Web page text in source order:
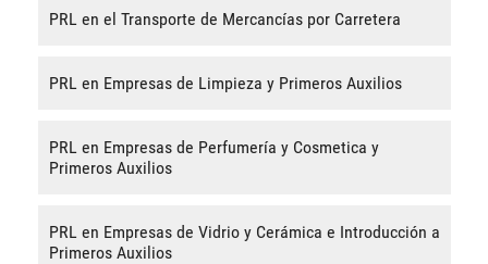
PRL en el Transporte de Mercancías por Carretera
PRL en Empresas de Limpieza y Primeros Auxilios
PRL en Empresas de Perfumería y Cosmetica y
Primeros Auxilios
PRL en Empresas de Vidrio y Cerámica e Introducción a
Primeros Auxilios